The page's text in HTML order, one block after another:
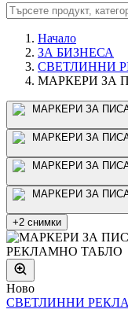
Начало
ЗА БИЗНЕСА
СВЕТЛИННИ
МАРКЕРИ ЗА
+2 снимки
Ново
СВЕТЛИННИ